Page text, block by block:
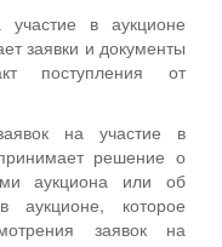
в аукционе
заявки и документы
поступления от
на участие в
решение о
аукциона или об
которое
заявок на